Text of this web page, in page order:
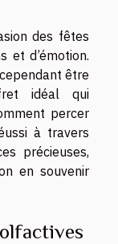
des fêtes
et d’émotion.
être
idéal qui
percer
à travers
précieuses,
en souvenir